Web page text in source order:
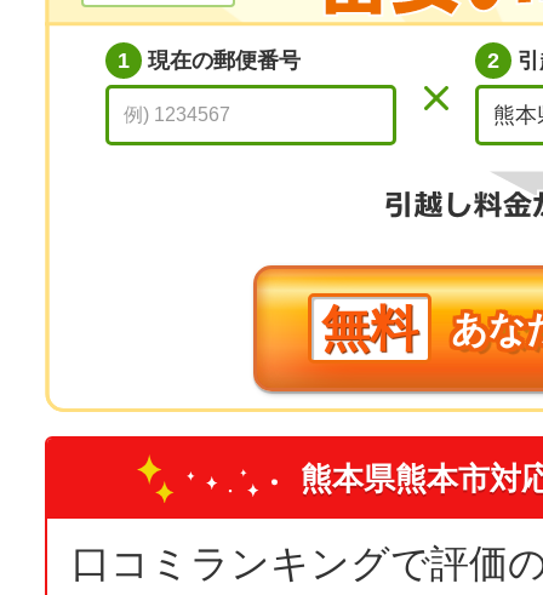
1 現在の郵便番号 2
無料 あな
熊本県熊本市対
口コミランキングで評価